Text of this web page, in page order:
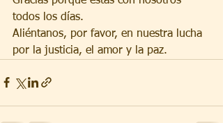
todos los días.
Aliéntanos, por favor, en nuestra lucha
por la justicia, el amor y la paz.